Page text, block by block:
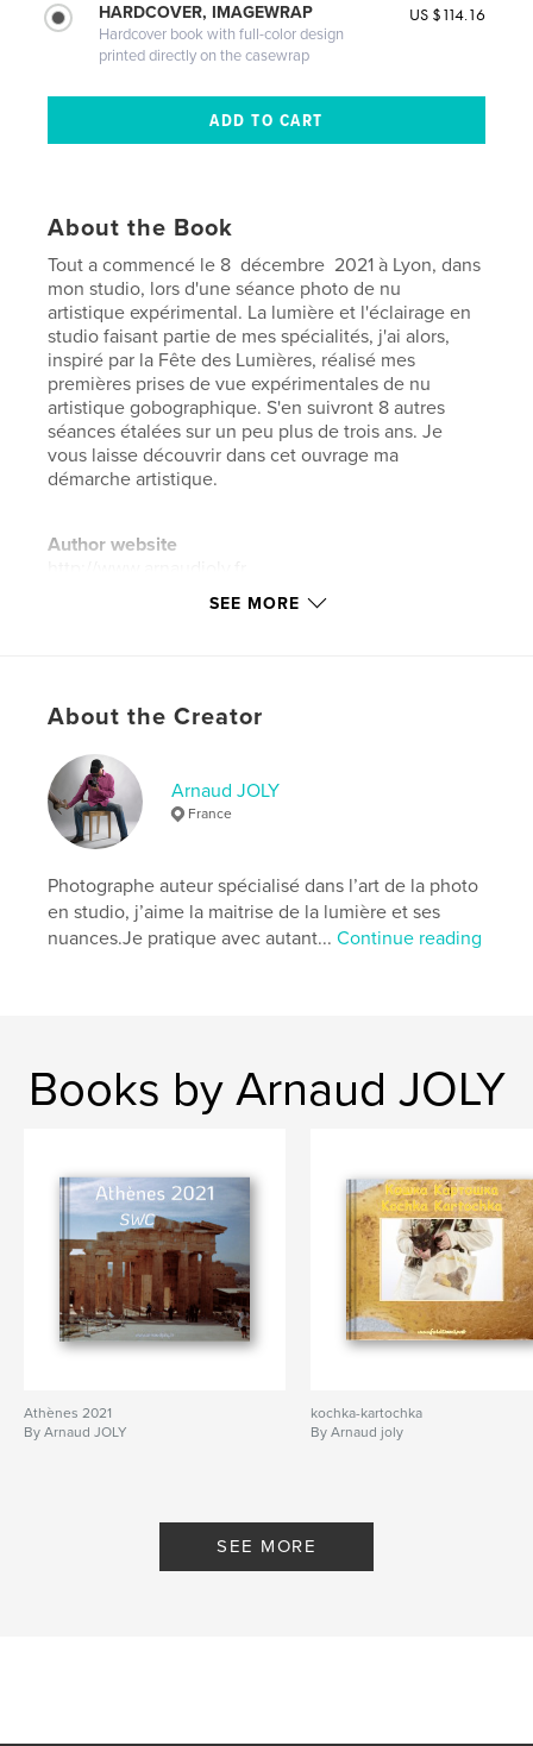
HARDCOVER, IMAGEWRAP
Hardcover book with full-color design
printed directly on the casewrap
US $114.16
About the Book
Tout a commencé le 8 décembre 2021 à Lyon, dans
mon studio, lors d'une séance photo de nu
artistique expérimental. La lumière et l'éclairage en
studio faisant partie de mes spécialités, j'ai alors,
inspiré par la Fête des Lumières, réalisé mes
premières prises de vue expérimentales de nu
artistique gobographique. S'en suivront 8 autres
séances étalées sur un peu plus de trois ans. Je
vous laisse découvrir dans cet ouvrage ma
démarche artistique.
Author website
Additional Categories Sex & Relationships
Project Option:
# of Pages:
80
ISBN
Hardcover, ImageWrap: 9798331053611
Publish Date:Aug 30, 2024
LanguageFrench
SEE MORE
About the Creator
Arnaud JOLY
France
Photographe auteur spécialisé dans l’art de la photo
en studio, j’aime la maitrise de la lumière et ses
nuances. ​ Je pratique avec autant...Continue reading
Books by Arnaud JOLY
Athènes 2021
By Arnaud JOLY
kochka-kartochka
By Arnaud joly
SEE MORE